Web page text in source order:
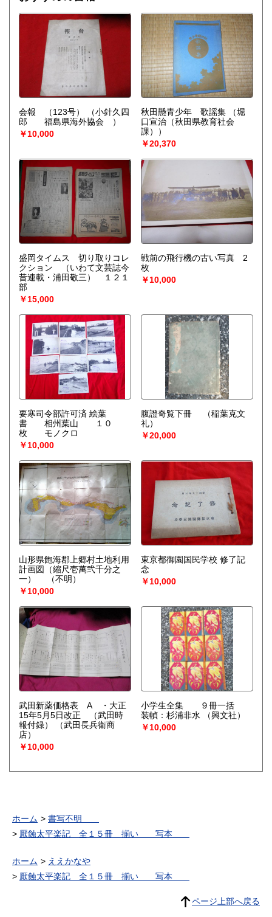
会報 （123号）
（小針久四
郎 福島県海外協会 ）
￥10,000
秋田懸青少年 歌謡集
（堀
口宣治（秋田県教育社会
課））
￥20,370
盛岡タイムス 切り取りコレ
クション （いわて文芸誌今
昔連載・浦田敬三） １２１
部
￥15,000
戦前の飛行機の古い写真 2
枚
￥10,000
要寒司令部許可済 絵葉
書 相州葉山 １０
枚 モノクロ
￥10,000
腹證奇覧下冊
（稲葉克文
礼）
￥20,000
山形県飽海郡上郷村土地利用
計画図（縮尺壱萬弐千分之
一）
（不明）
￥10,000
東京都御園国民学校 修了記
念
￥10,000
武田新薬価格表 A ・大正
15年5月5日改正 （武田時
報付録）
（武田長兵衛商
店）
￥10,000
小学生全集 ９冊一括
装幀：杉浦非水
（興文社）
￥10,000
ホーム
書写不明
厭蝕太平楽記 全１５冊 揃い 写本
ホーム
ええかなや
厭蝕太平楽記 全１５冊 揃い 写本
ページ上部へ戻る